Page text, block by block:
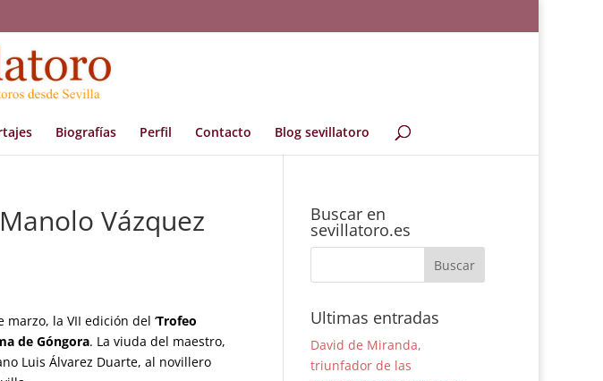
Biografías Perfil Contacto Blog sevillatoro
Vázquez
la VII edición del ‘Trofeo
de Góngora. La viuda del maestro,
Luis Álvarez Duarte, al novillero
Buscar en
sevillatoro.es
Ultimas entradas
David de Miranda,
triunfador de las